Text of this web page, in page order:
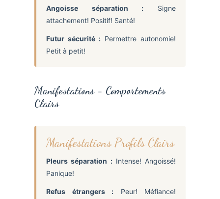
Angoisse séparation : Signe
attachement! Positif! Santé!
Futur sécurité : Permettre autonomie!
Petit à petit!
Manifestations = Comportements
Clairs
Manifestations Profils Clairs
Pleurs séparation :Intense! Angoissé!
Panique!
Refus étrangers : Peur! Méfiance!